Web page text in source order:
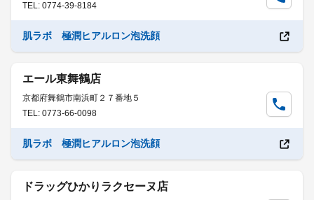
TEL: 0774-39-8184
肌ラボ 極潤ヒアルロン泡洗顔
エール東舞鶴店
京都府舞鶴市南浜町２７番地５
TEL: 0773-66-0098
肌ラボ 極潤ヒアルロン泡洗顔
ドラッグひかりラクセーヌ店